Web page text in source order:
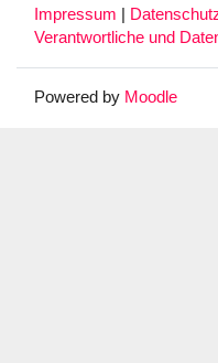
Impressum
Verantwortliche und
Powered by Moodle